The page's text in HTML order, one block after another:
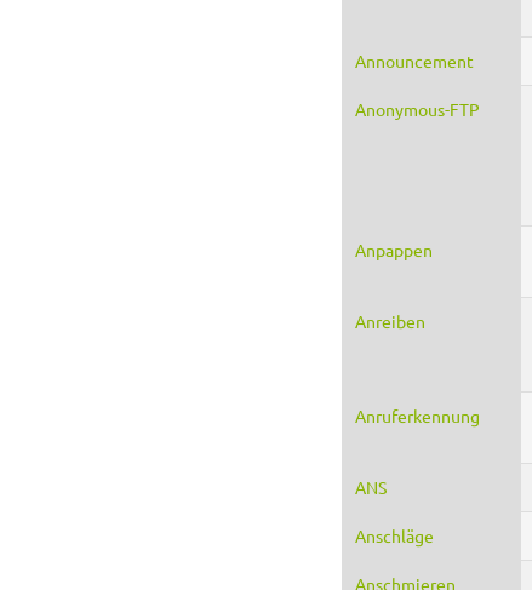
Announcement
Anonymous-FTP
Anpappen
Anreiben
Anruferkennung
ANS
Anschläge
Anschmieren